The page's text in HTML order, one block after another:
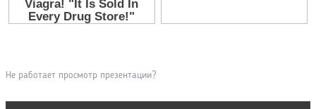
Не работает просмотр презентации?